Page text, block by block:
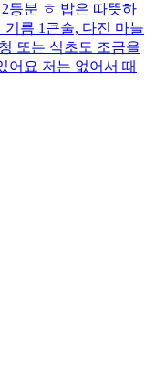
등분 ㅎ 밥은 따뜻하
름 1큰술, 다진 마늘
또는 식초도 조금을
어요 저는 없어서 때